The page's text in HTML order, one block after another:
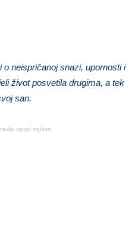
o neispričanoj snazi, upornosti i
život posvetila drugima, a tek
san.
ispod oglasa